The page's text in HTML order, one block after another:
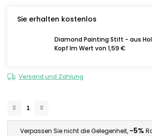
Sie erhalten kostenlos
Diamond Painting Stift - aus
Kopf Im Wert von 1,59 €
Versand und Zahlung
Verpassen Sie nicht die Gelegenheit, -5%